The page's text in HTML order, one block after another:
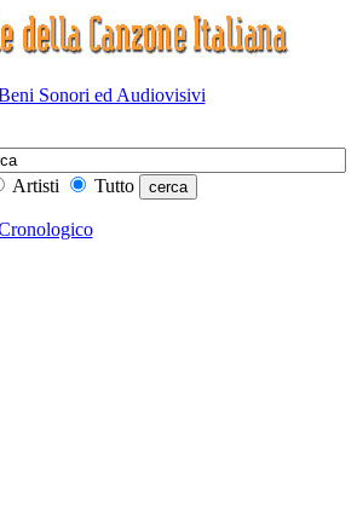
Sonori ed Audiovisivi
Artisti Tutto